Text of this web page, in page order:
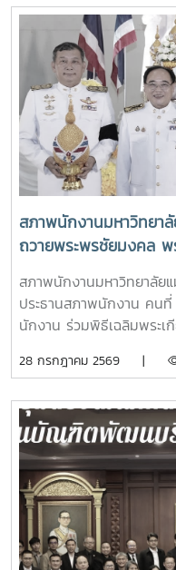
สภาพนักงานมหาวิทยา
ถวายพระพรชัยมงคล พ
รามาธิบดีศรีสินทร มหา
หัว เนื่องในโอกาสมหา
กรกฎาคม 2568
สภาพนักงานมหาวิทยาลัย
ประธานสภาพนักงาน คน
นักงาน ร่วมพิธีเฉลิมพระ
วชิรเกล้าเจ้าอยู่หัว เนื่องใ
มา อธิการบดีมหาวิทยาลัย
ปฏิญาณเพื่อเป็นข้าราชกา
พานพุ่ม ถวายเครื่องราชสั
ชัยมงคลซึ่งแสดงถึงความ
โดยมีผู้บริหาร คณาจารย์
แทนศิษย์เก่าแม่โจ้ และนั
ท้องถิ่น ร่วมเข้าพิธี ณ อา
28 กรกฎาคม 2569 |